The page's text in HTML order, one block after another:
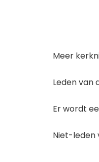
Meer
Leden van
Er wordt
Niet-leden